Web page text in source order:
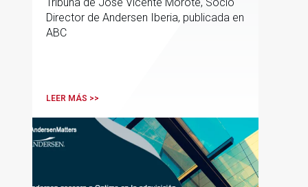
Director de Andersen Iberia, publicada en
ABC
LEER MÁS >>